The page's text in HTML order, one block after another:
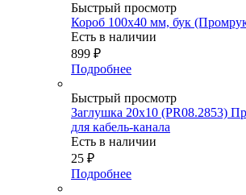
Быстрый просмотр
Короб 100х40 мм, бук
Есть в наличии
899 ₽
Подробнее
Быстрый просмотр
Заглушка 20х10 (PR08.2853)
для кабель-канала
Есть в наличии
25 ₽
Подробнее